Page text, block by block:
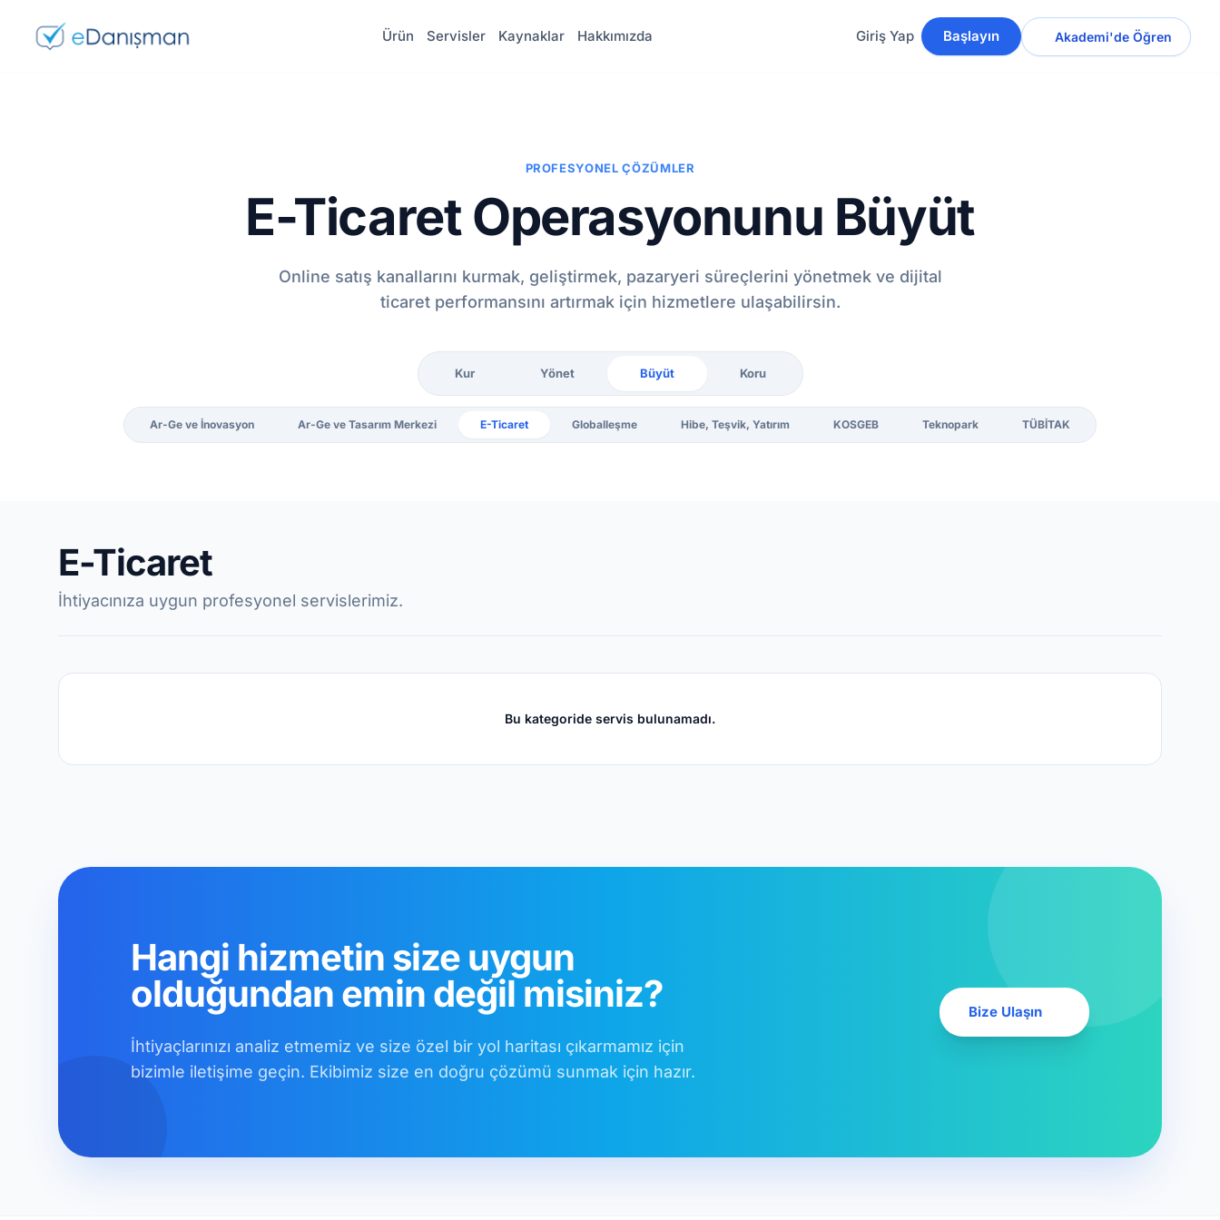
Ürün Servisler Kaynaklar Hakkımızda Giriş Yap Başlayın Akademi'de Öğren
PROFESYONEL ÇÖZÜMLER
E-Ticaret Operasyonunu Büyüt
Online satış kanallarını kurmak, geliştirmek, pazaryeri süreçlerini yönetmek ve dijital
ticaret performansını artırmak için hizmetlere ulaşabilirsin.
Kur Yönet Büyüt Koru
Ar-Ge ve İnovasyon Ar-Ge ve Tasarım Merkezi E-Ticaret Globalleşme Hibe, Teşvik, Yatırım KOSGEB Teknopark TÜBİTAK
E-Ticaret
İhtiyacınıza uygun profesyonel servislerimiz.
Bu kategoride servis bulunamadı.
Hangi hizmetin size uygun
olduğundan emin değil misiniz?
İhtiyaçlarınızı analiz etmemiz ve size özel bir yol haritası çıkarmamız için
bizimle iletişime geçin. Ekibimiz size en doğru çözümü sunmak için hazır.
Bize Ulaşın